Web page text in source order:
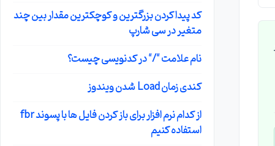
کد پیدا کردن بزرگترین و کوچکترین مقدار بین چند
متغیر در سی شارپ
نام علامت "/" در کدنویسی چیست؟
کندی زمان Load شدن ویندوز
از کدام نرم افزار برای باز کردن فایل ها با پسوند fbr
استفاده کنیم